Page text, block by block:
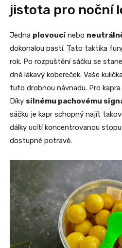
jistota pro noční
Jedna plovoucí nebo
dokonalou pastí. Tato taktika
rok. Po rozpuštění sáčku se
dně lákavý kobereček. Vaše
tuto drobnou návnadu. Pro
Díky silnému pachovému
sáčku je kapr schopný najít
dálky ucítí koncentrovanou
dostupné potravě.